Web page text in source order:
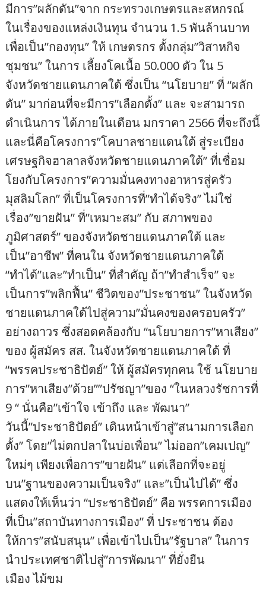
มีการ”ผลักดัน”จาก กระทรวงเกษตรและสหกรณ์
ในเรื่องของแหล่งเงินทุน จำนวน 1.5 พันล้านบาท
เพื่อเป็น”กองทุน” ให้ เกษตรกร ตั้งกลุ่ม”วิสาหกิจ
ชุมชน” ในการ เลี้ยงโคเนื้อ 50.000 ตัว ใน 5
จังหวัดชายแดนภาคใต้ ซึ่งเป็น “นโยบาย” ที่ “ผลัก
ดัน” มาก่อนที่จะมีการ”เลือกตั้ง” และ จะสามารถ
ดำเนินการ ได้ภายในเดือน มกราคา 2566 ที่จะถึงนี้
และนี่คือโครงการ”โคบาลชายแดนใต้ สู่ระเบียง
เศรษฐกิจฮาลาลจังหวัดชายแดนภาคใต้” ที่เชื่อม
โยงกับโครงการ”ความมั่นคงทางอาหารสู่ครัว
มุสลิมโลก” ที่เป็นโครงการที่”ทำได้จริง” ไม่ใช่
เรื่อง”ขายฝัน” ที่”เหมาะสม” กับ สภาพของ
ภูมิศาสตร์” ของจังหวัดชายแดนภาคใต้ และ
เป็น”อาชีพ” ที่คนใน จังหวัดชายแดนภาคใต้
“ทำได้”และ”ทำเป็น” ที่สำคัญ ถ้า”ทำสำเร็จ” จะ
เป็นการ”พลิกฟื้น” ชีวิตของ”ประชาชน” ในจังหวัด
ชายแดนภาคใต้ไปสู่ความ”มั่นคงของครอบครัว”
อย่างถาวร ซึ่งสอดคล้องกับ “นโยบายการ”หาเสียง”
ของ ผู้สมัคร สส. ในจังหวัดชายแดนภาคใต้ ที่
“พรรคประชาธิปัตย์” ให้ ผู้สมัครทุกคน ใช้ นโยบาย
การ”หาเสียง”ด้วย””ปรัชญา”ของ “ในหลวงรัชการที่
9 “ นั่นคือ”เข้าใจ เข้าถึง และ พัฒนา”
วันนี้”ประชาธิปัตย์” เดินหน้าเข้าสู่”สนามการเลือก
ตั้ง” โดย”ไม่ตกปลาในบ่อเพื่อน” ไม่ออก”เคมเปญ”
ใหม่ๆ เพียงเพื่อการ”ขายฝัน” แต่เลือกที่จะอยู่
บน”ฐานของความเป็นจริง” และ”เป็นไปได้” ซึ่ง
แสดงให้เห็นว่า “ประชาธิปัตย์” คือ พรรคการเมือง
ที่เป็น”สถาบันทางการเมือง” ที่ ประชาชน ต้อง
ให้การ”สนับสนุน” เพื่อเข้าไปเป็น”รัฐบาล” ในการ
นำประเทศชาติไปสู่”การพัฒนา” ที่ยั่งยืน
เมือง ไม้ขม